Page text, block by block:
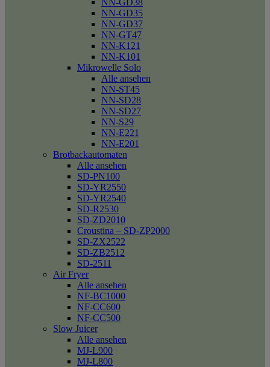
NN-GD38
NN-GD35
NN-GD37
NN-GT47
NN-K121
NN-K101
Mikrowelle Solo
Alle ansehen
NN-ST45
NN-SD28
NN-SD27
NN-S29
NN-E221
NN-E201
Brotbackautomaten
Alle ansehen
SD-PN100
SD-YR2550
SD-YR2540
SD-R2530
SD-ZD2010
Croustina – SD-ZP2000
SD-ZX2522
SD-ZB2512
SD-2511
Air Fryer
Alle ansehen
NF-BC1000
NF-CC600
NF-CC500
Slow Juicer
Alle ansehen
MJ-L900
MJ-L800